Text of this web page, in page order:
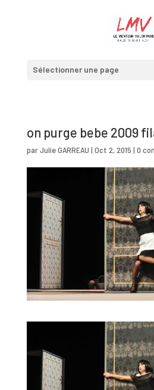
Sélectionner une page
on purge bebe 2009
parJulie GARREAU | Oct 2, 2015 | 0